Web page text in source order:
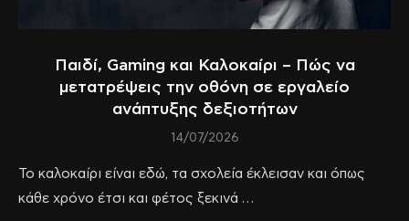
Παιδί, Gaming και Καλοκαίρι – Πώς να
μετατρέψεις την οθόνη σε εργαλείο
ανάπτυξης δεξιοτήτων
14/07/2026
Το καλοκαίρι είναι εδώ, τα σχολεία έκλεισαν και όπως
κάθε χρόνο έτσι και φέτος ξεκινά …